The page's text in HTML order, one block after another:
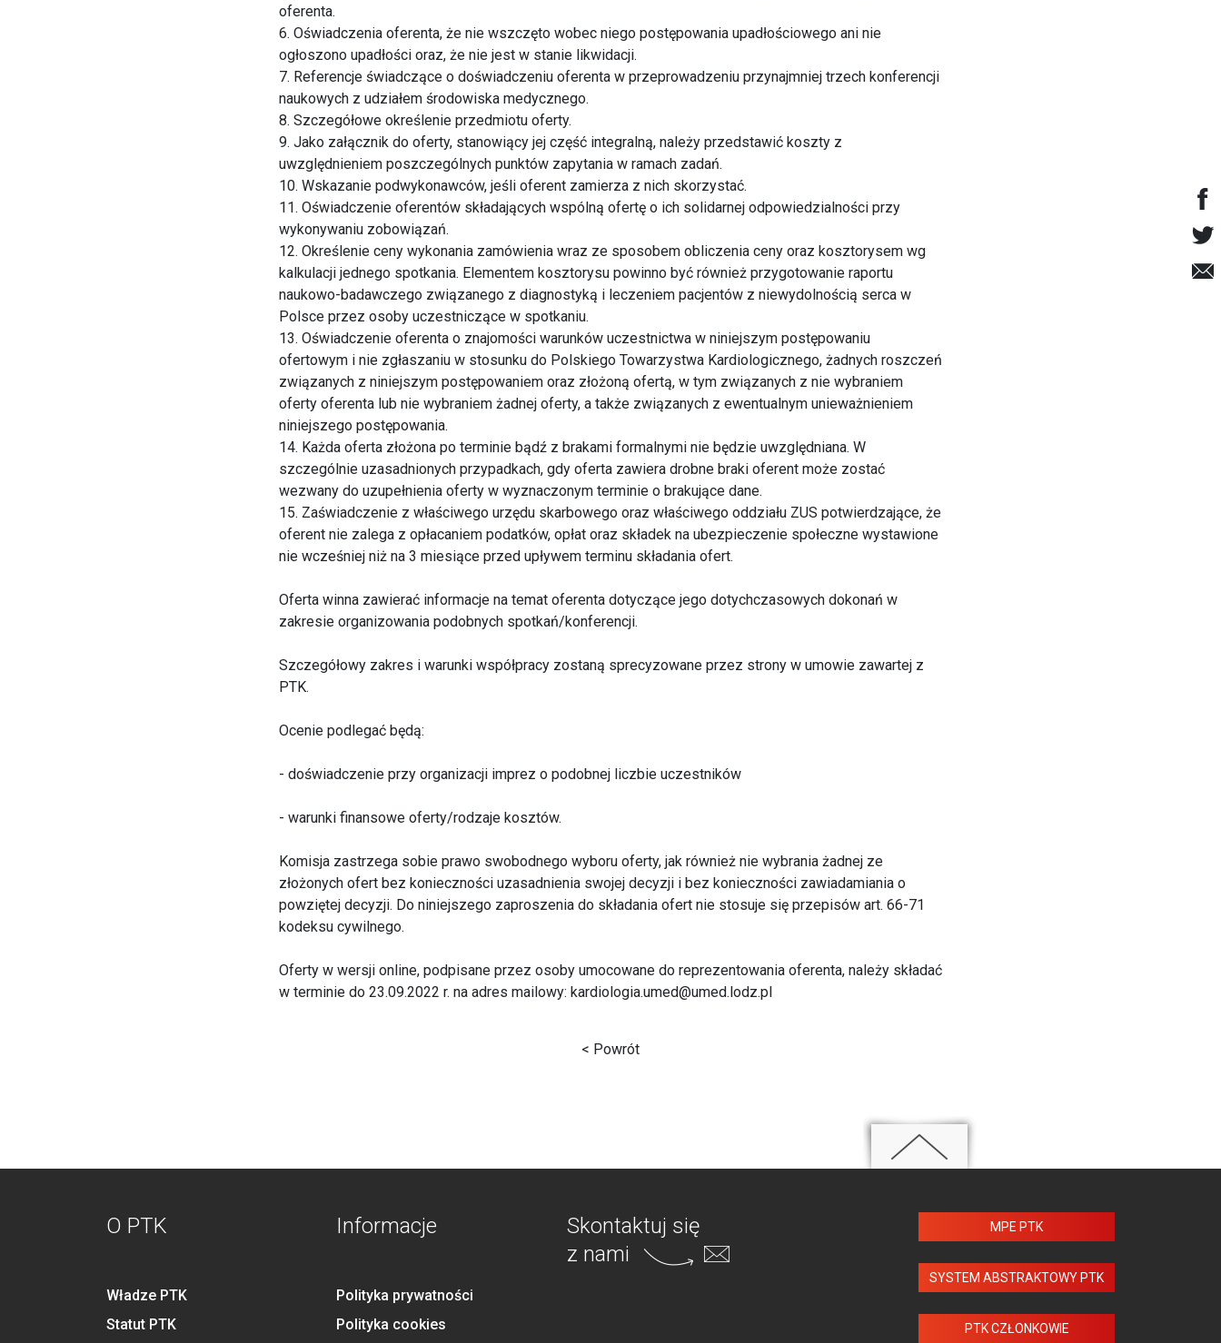
oferenta.
6. Oświadczenia oferenta, że nie wszczęto wobec niego postępowania upadłościowego ani nie
ogłoszono upadłości oraz, że nie jest w stanie likwidacji.
7. Referencje świadczące o doświadczeniu oferenta w przeprowadzeniu przynajmniej trzech konferencji
naukowych z udziałem środowiska medycznego.
8. Szczegółowe określenie przedmiotu oferty.
9. Jako załącznik do oferty, stanowiący jej część integralną, należy przedstawić koszty z
uwzględnieniem poszczególnych punktów zapytania w ramach zadań.
10. Wskazanie podwykonawców, jeśli oferent zamierza z nich skorzystać.
11. Oświadczenie oferentów składających wspólną ofertę o ich solidarnej odpowiedzialności przy
wykonywaniu zobowiązań.
12. Określenie ceny wykonania zamówienia wraz ze sposobem obliczenia ceny oraz kosztorysem wg
kalkulacji jednego spotkania. Elementem kosztorysu powinno być również przygotowanie raportu
naukowo-badawczego związanego z diagnostyką i leczeniem pacjentów z niewydolnością serca w
Polsce przez osoby uczestniczące w spotkaniu.
13. Oświadczenie oferenta o znajomości warunków uczestnictwa w niniejszym postępowaniu
ofertowym i nie zgłaszaniu w stosunku do Polskiego Towarzystwa Kardiologicznego, żadnych roszczeń
związanych z niniejszym postępowaniem oraz złożoną ofertą, w tym związanych z nie wybraniem
oferty oferenta lub nie wybraniem żadnej oferty, a także związanych z ewentualnym unieważnieniem
niniejszego postępowania.
14. Każda oferta złożona po terminie bądź z brakami formalnymi nie będzie uwzględniana. W
szczególnie uzasadnionych przypadkach, gdy oferta zawiera drobne braki oferent może zostać
wezwany do uzupełnienia oferty w wyznaczonym terminie o brakujące dane.
15. Zaświadczenie z właściwego urzędu skarbowego oraz właściwego oddziału ZUS potwierdzające, że
oferent nie zalega z opłacaniem podatków, opłat oraz składek na ubezpieczenie społeczne wystawione
nie wcześniej niż na 3 miesiące przed upływem terminu składania ofert.
Oferta winna zawierać informacje na temat oferenta dotyczące jego dotychczasowych dokonań w
zakresie organizowania podobnych spotkań/konferencji.
Szczegółowy zakres i warunki współpracy zostaną sprecyzowane przez strony w umowie zawartej z
PTK.
Ocenie podlegać będą:
- doświadczenie przy organizacji imprez o podobnej liczbie uczestników
- warunki finansowe oferty/rodzaje kosztów.
Komisja zastrzega sobie prawo swobodnego wyboru oferty, jak również nie wybrania żadnej ze
złożonych ofert bez konieczności uzasadnienia swojej decyzji i bez konieczności zawiadamiania o
powziętej decyzji. Do niniejszego zaproszenia do składania ofert nie stosuje się przepisów art. 66-71
kodeksu cywilnego.
Oferty w wersji online, podpisane przez osoby umocowane do reprezentowania oferenta, należy składać
w terminie do 23.09.2022 r. na adres mailowy: kardiologia.umed@umed.lodz.pl
< Powrót
O PTK
Władze PTK
Statut PTK
Informacje
Polityka prywatności
Polityka cookies
Skontaktuj się
z nami
MPE PTK
SYSTEM ABSTRAKTOWY PTK
PTK CZŁONKOWIE